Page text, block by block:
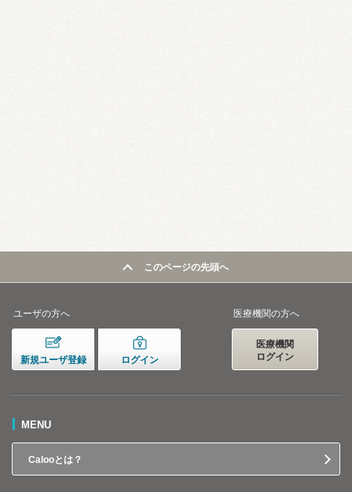
このページの先頭へ
ユーザの方へ
新規ユーザ登録 ログイン
医療機関の方へ
医療機関
ログイン
MENU
Calooとは？